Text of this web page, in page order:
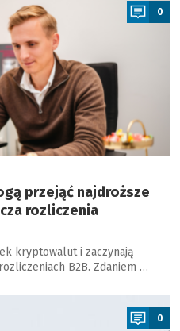
0
przejąć najdroższe
rozliczenia
kryptowalut i zaczynają
B2B. Zdaniem …
0